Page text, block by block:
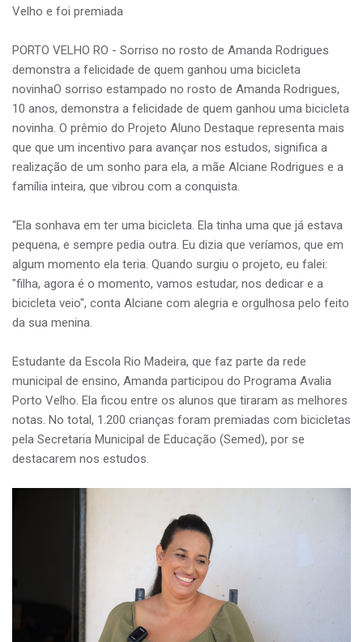
Velho e foi premiada
PORTO VELHO RO - Sorriso no rosto de Amanda Rodrigues
demonstra a felicidade de quem ganhou uma bicicleta
novinhaO sorriso estampado no rosto de Amanda Rodrigues,
10 anos, demonstra a felicidade de quem ganhou uma bicicleta
novinha. O prêmio do Projeto Aluno Destaque representa mais
que que um incentivo para avançar nos estudos, significa a
realização de um sonho para ela, a mãe Alciane Rodrigues e a
família inteira, que vibrou com a conquista.
“Ela sonhava em ter uma bicicleta. Ela tinha uma que já estava
pequena, e sempre pedia outra. Eu dizia que veríamos, que em
algum momento ela teria. Quando surgiu o projeto, eu falei:
"filha, agora é o momento, vamos estudar, nos dedicar e a
bicicleta veio", conta Alciane com alegria e orgulhosa pelo feito
da sua menina.
Estudante da Escola Rio Madeira, que faz parte da rede
municipal de ensino, Amanda participou do Programa Avalia
Porto Velho. Ela ficou entre os alunos que tiraram as melhores
notas. No total, 1.200 crianças foram premiadas com bicicletas
pela Secretaria Municipal de Educação (Semed), por se
destacarem nos estudos.